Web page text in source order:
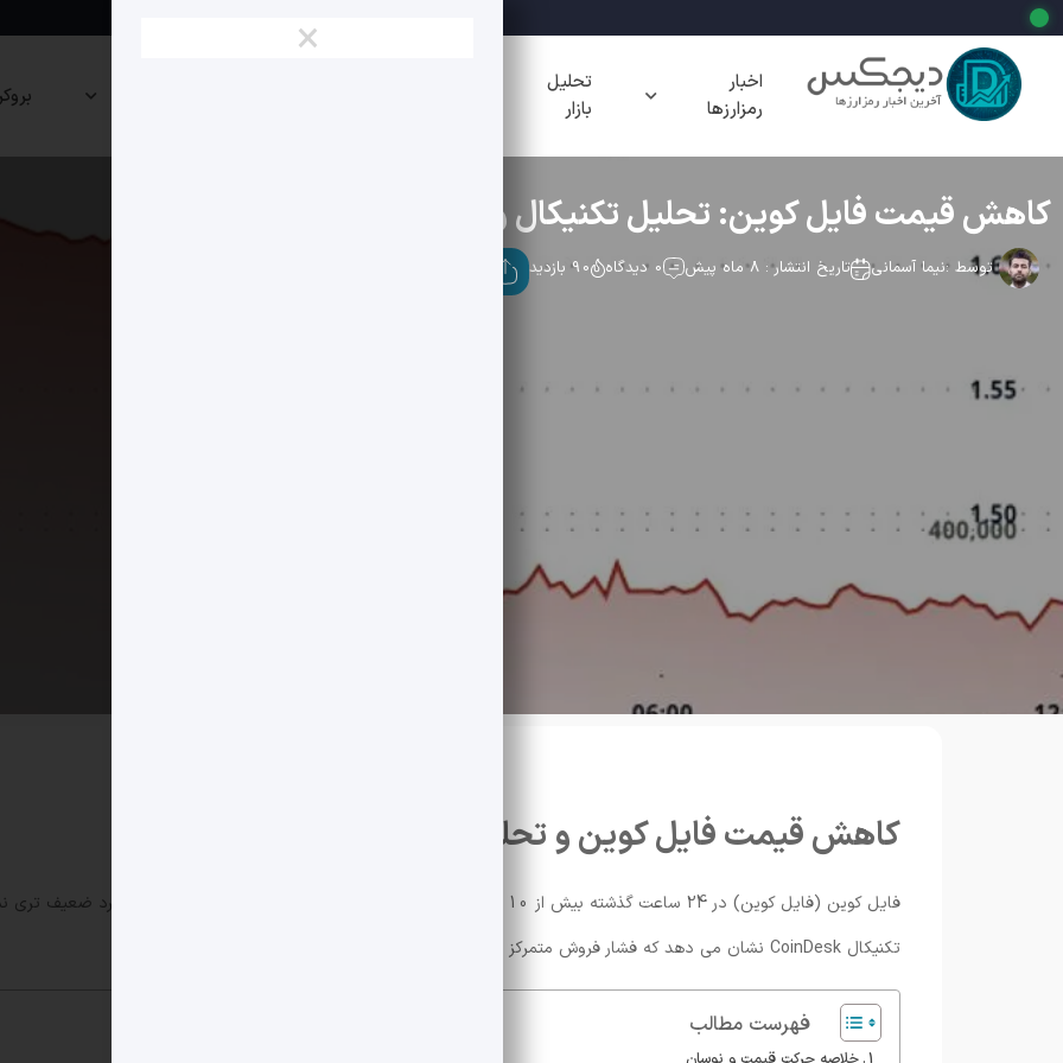
اخبار
رمزارزها
تحلیل
بازار
×
کاهش قیمت فایل کوین: تحلیل تکنیکال و علت ریزش FIL
توسط :نیما آسمانی تاریخ انتشار : 8 ماه پیش 0 دیدگاه 90 بازدید
کاهش قیمت فایل کوین و تحلیل کوتاه مدت FIL
فایل کوین (فایل کوین) در 24 ساعت گذشته بیش از 10 درصد افت کرد و همگام با ریزش کلی بازار
تکنیکال CoinDesk نشان می دهد که فشار فروش متمرکز و جهش حجم معاملات علت اصلی این افت بوده است.
فهرست مطالب
خلاصه حرکت قیمت و نوسان